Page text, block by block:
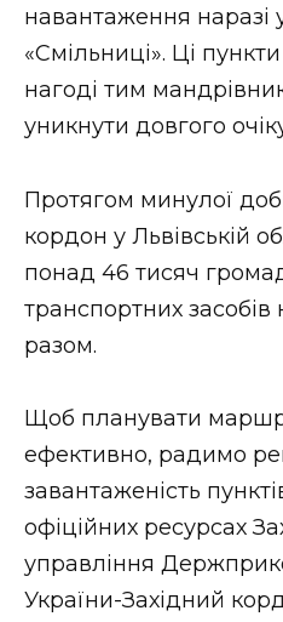
навантаження наразі
«Смільниці». Ці
нагоді тим
уникнути довгого
Протягом минулої
кордон у Львівській
понад 46 тисяч
транспортних засобів
разом.
Щоб планувати
ефективно, радимо
завантаженість
офіційних ресурсах
управління
України-Західний